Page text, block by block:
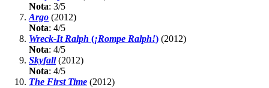
Nota: 3/5
Argo (2012)
Nota: 4/5
Wreck-It Ralph (¡Rompe Ralph!) (2012)
Nota: 4/5
Skyfall(2012)
Nota: 4/5
The First Time (2012)